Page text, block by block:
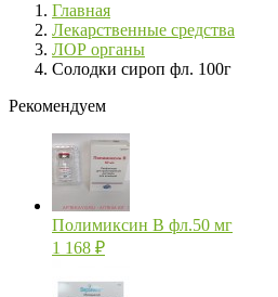
Главная
Лекарственные средства
ЛОР органы
Солодки сироп фл. 100г
Рекомендуем
Полимиксин В фл.50 мг
1 168 ₽